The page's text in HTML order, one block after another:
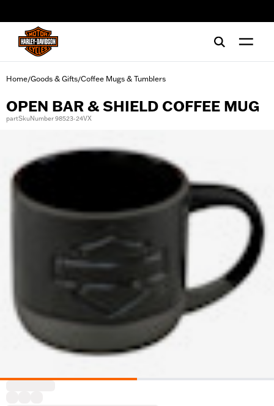
Home/Goods & Gifts/Coffee Mugs & Tumblers
OPEN BAR & SHIELD COFFEE MUG
partSkuNumber 98523-24VX